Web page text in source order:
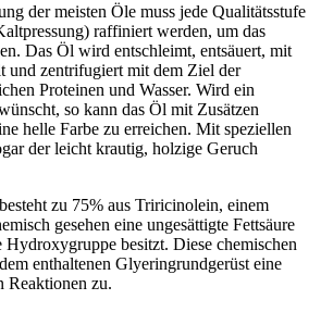
der meisten Öle muss jede Qualitätsstufe
raffiniert werden, um das
Das Öl wird entschleimt, entsäuert, mit
und zentrifugiert mit dem Ziel der
Proteinen und Wasser. Wird ein
so kann das Öl mit Zusätzen
helle Farbe zu erreichen. Mit speziellen
der leicht krautig, holzige Geruch
zu 75% aus Triricinolein, einem
gesehen eine ungesättigte Fettsäure
besitzt. Diese chemischen
enthaltenen Glyeringrundgerüst eine
Reaktionen zu.